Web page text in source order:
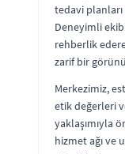
tedavi
Deneyimli
rehberlik
zarif bir
Merkezimiz,
etik değerleri
yaklaşımıyla
hizmet ağı ve